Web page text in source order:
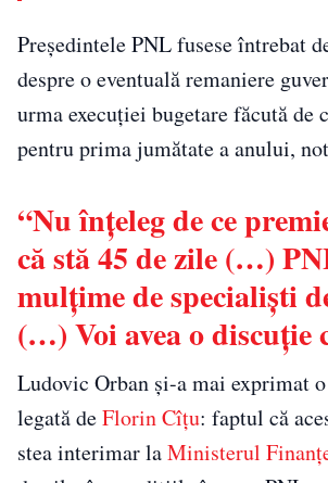
Preşedintele PNL fusese întrebat
despre o eventuală remaniere
urma execuţiei bugetare făcută de
pentru prima jumătate a anului,
“Nu înţeleg de ce
că stă 45 de zile (…)
mulţime de specialişti
(…) Voi avea o discuţie
Ludovic Orban şi-a mai exprimat
legată deFlorin Cîţu: faptul că
stea interimar laMinisterul